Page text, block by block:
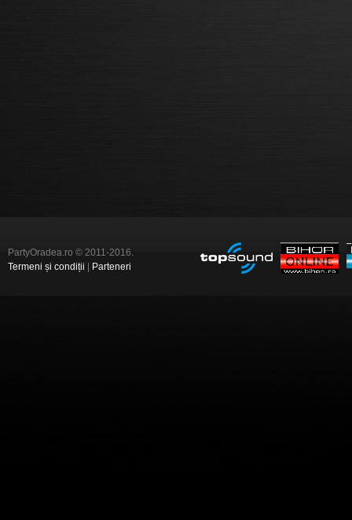
PartyOradea.ro © 2011-2016.
Termeni și condiții
Parteneri